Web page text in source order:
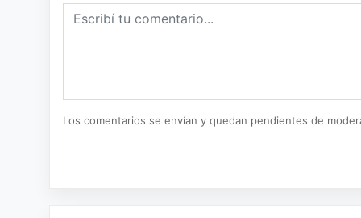
Los comentarios se envían y quedan pendientes de